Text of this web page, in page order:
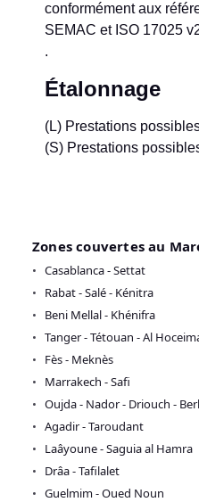
conformément aux
SEMAC et ISO 17025
.
Étalonnage
(L) Prestations
(S) Prestations
Zones couvertes au
Casablanca - Settat
Rabat - Salé - Kénitra
Beni Mellal - Khénifra
Tanger - Tétouan - Al
Fès - Meknès
Marrakech - Safi
Oujda - Nador - Driouch -
Agadir - Taroudant
Laâyoune - Saguia al Hamra
Drâa - Tafilalet
Guelmim - Oued Noun